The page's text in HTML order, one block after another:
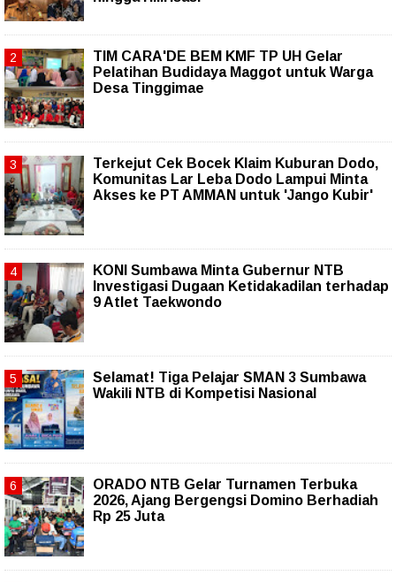
TIM CARA'DE BEM KMF TP UH Gelar
Pelatihan Budidaya Maggot untuk Warga
Desa Tinggimae
Terkejut Cek Bocek Klaim Kuburan Dodo,
Komunitas Lar Leba Dodo Lampui Minta
Akses ke PT AMMAN untuk 'Jango Kubir'
KONI Sumbawa Minta Gubernur NTB
Investigasi Dugaan Ketidakadilan terhadap
9 Atlet Taekwondo
Selamat! Tiga Pelajar SMAN 3 Sumbawa
Wakili NTB di Kompetisi Nasional
ORADO NTB Gelar Turnamen Terbuka
2026, Ajang Bergengsi Domino Berhadiah
Rp 25 Juta